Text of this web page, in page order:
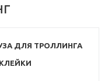
ДЛЯ ТРОЛЛИНГА